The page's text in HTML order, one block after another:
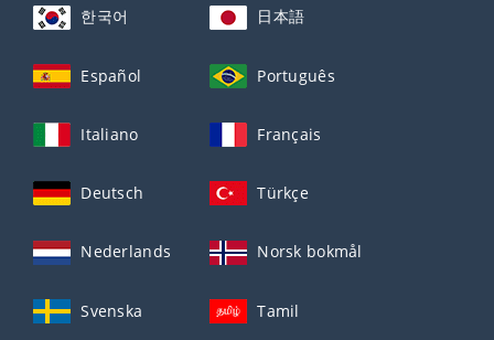
한국어 日本語
Español Português
Italiano Français
Deutsch Türkçe
Nederlands Norsk bokmål
Svenska Tamil